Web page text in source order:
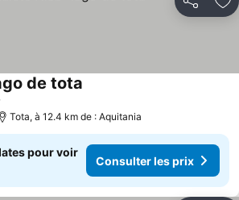
Partager
de tota
Tota, à 12.4 km de : Aquitania
pour voir
Consulter les prix